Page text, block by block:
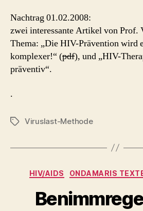
Nachtrag 01.02.2008:
zwei interessante Artikel von Prof.
Thema: „Die HIV-Prävention wird
komplexer!“ (pdf), und „HIV-
präventiv“.
.
Schlagwörter
Viruslast-Methode
HIV/AIDS ONDAMARIS